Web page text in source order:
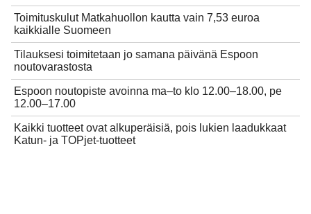
Toimituskulut Matkahuollon kautta vain 7,53 euroa
kaikkialle Suomeen
Tilauksesi toimitetaan jo samana päivänä Espoon
noutovarastosta
Espoon noutopiste avoinna ma–to klo 12.00–18.00, pe
12.00–17.00
Kaikki tuotteet ovat alkuperäisiä, pois lukien laadukkaat
Katun- ja TOPjet-tuotteet